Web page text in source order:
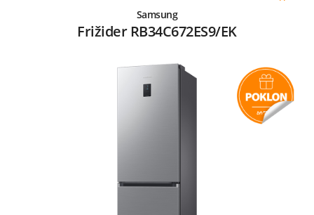
Samsung
Frižider RB34C672ES9/EK